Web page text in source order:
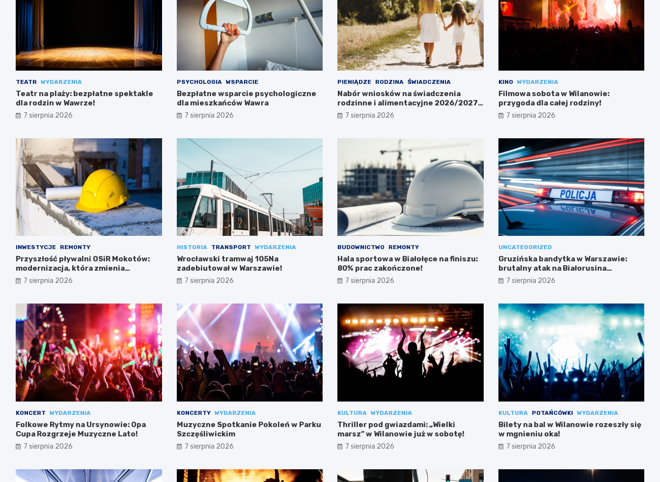
TEATR WYDARZENIA
Teatr na plaży: bezpłatne spektakle
dla rodzin w Wawrze!
7 sierpnia 2026
PSYCHOLOGIA WSPARCIE
Bezpłatne wsparcie psychologiczne
dla mieszkańców Wawra
7 sierpnia 2026
PIENIĄDZE RODZINA ŚWIADCZENIA
Nabór wniosków na świadczenia
rodzinne i alimentacyjne 2026/2027
już w lipcu!
7 sierpnia 2026
KINO WYDARZENIA
Filmowa sobota w Wilanowie:
przygoda dla całej rodziny!
7 sierpnia 2026
INWESTYCJE REMONTY
Przyszłość pływalni OSiR Mokotów:
modernizacja, która zmienia
wszystko
7 sierpnia 2026
HISTORIA TRANSPORT WYDARZENIA
Wrocławski tramwaj 105Na
zadebiutował w Warszawie!
7 sierpnia 2026
BUDOWNICTWO REMONTY
Hala sportowa w Białołęce na finiszu:
80% prac zakończone!
7 sierpnia 2026
UNCATEGORIZED
Gruzińska bandytka w Warszawie:
brutalny atak na Białorusina
zakończony aresztowaniem
7 sierpnia 2026
KONCERT WYDARZENIA
Folkowe Rytmy na Ursynowie: Opa
Cupa Rozgrzeje Muzyczne Lato!
7 sierpnia 2026
KONCERTY WYDARZENIA
Muzyczne Spotkanie Pokoleń w Parku
Szczęśliwickim
7 sierpnia 2026
KULTURA WYDARZENIA
Thriller pod gwiazdami: „Wielki
marsz” w Wilanowie już w sobotę!
7 sierpnia 2026
KULTURA POTAŃCÓWKI WYDARZENIA
Bilety na bal w Wilanowie rozeszły się
w mgnieniu oka!
7 sierpnia 2026